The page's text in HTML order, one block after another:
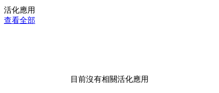
活化應用
查看全部
目前沒有相關活化應用